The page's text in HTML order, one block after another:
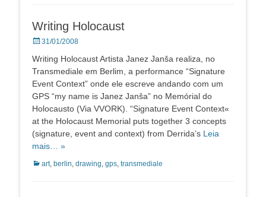
Writing Holocaust
Posted
31/01/2008
Writing Holocaust Artista Janez Janša realiza, no
Transmediale em Berlim, a performance “Signature
Event Context” onde ele escreve andando com um
GPS “my name is Janez Janša” no Memórial do
Holocausto (Via VVORK). “Signature Event Context«
at the Holocaust Memorial puts together 3 concepts
(signature, event and context) from Derrida’s Leia
mais… »
Categorias:
art, berlin, drawing, gps, transmediale